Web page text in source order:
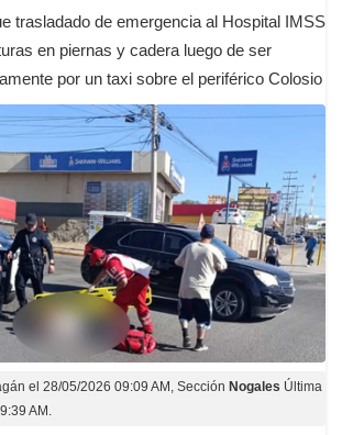
trasladado de emergencia al Hospital IMSS
en piernas y cadera luego de ser
por un taxi sobre el periférico Colosio
el 28/05/2026 09:09 AM , Sección Nogales Última
AM.